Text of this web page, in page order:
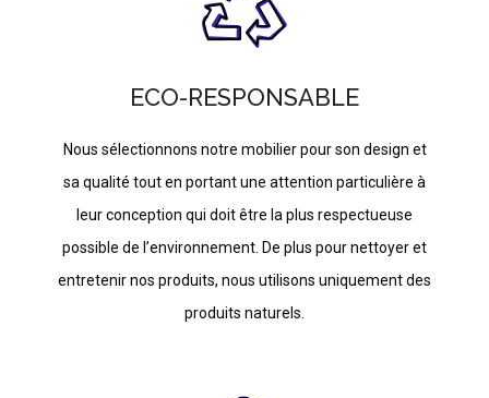
ECO-RESPONSABLE
Nous sélectionnons notre mobilier pour son design et
sa qualité tout en portant une attention particulière à
leur conception qui doit être la plus respectueuse
possible de l’environnement. De plus pour nettoyer et
entretenir nos produits, nous utilisons uniquement des
produits naturels.